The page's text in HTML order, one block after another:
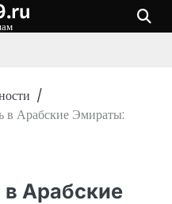
в Арабские Эмираты:
в Арабские